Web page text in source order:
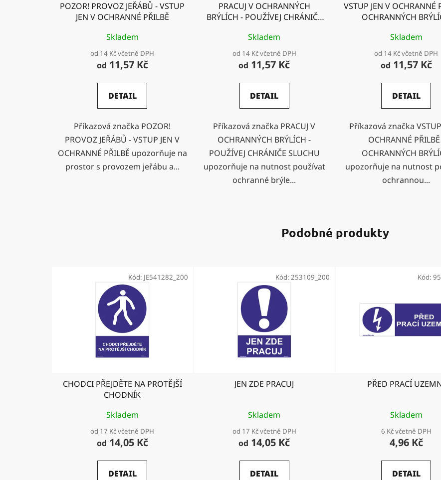
POZOR! PROVOZ JEŘÁBŮ - VSTUP
JEN V OCHRANNÉ PŘILBĚ
Skladem
od 14 Kč včetně DPH
od 11,57 Kč
DETAIL
Příkazová značka POZOR!
PROVOZ JEŘÁBŮ - VSTUP JEN V
OCHRANNÉ PŘILBĚ upozorňuje na
prostor s provozem jeřábu a...
PRACUJ V OCHRANNÝCH
BRÝLÍCH - POUŽÍVEJ CHRÁNIČE
Skladem
od 14 Kč včetně DPH
od 11,57 Kč
DETAIL
Příkazová značka PRACUJ V
OCHRANNÝCH BRÝLÍCH -
POUŽÍVEJ CHRÁNIČE SLUCHU
upozorňuje na nutnost používat
ochranné brýle...
VSTUP JEN V OCHRANNÉ
OCHRANNÝCH
Skladem
od 14 Kč včetně DPH
od 11,57 Kč
DETAIL
Příkazová značka
OCHRANNÉ
OCHRANNÝCH
upozorňuje na nutnost
ochrannou...
Podobné produkty
CHODCI PŘEJDĚTE NA PROTĚJŠÍ
CHODNÍK
Skladem
od 17 Kč včetně DPH
od 14,05 Kč
DETAIL
Kód: JE541282_200
JEN ZDE PRACUJ
Skladem
od 17 Kč včetně DPH
od 14,05 Kč
DETAIL
Kód: 253109_200
PŘED PRACÍ
Skladem
6 Kč včetně DPH
4,96 Kč
DETAIL
Kód: